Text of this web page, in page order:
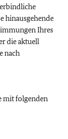
hinausgehende
Ihres
die aktuell
nach
mit folgenden